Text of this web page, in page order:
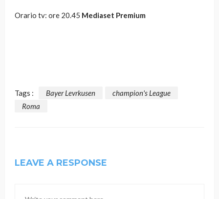
Orario tv: ore 20.45 Mediaset Premium
Tags : Bayer Levrkusen
champion's League
Roma
LEAVE A RESPONSE